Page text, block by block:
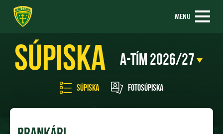
MENU
Súpiska
Súpiska Fotosúpiska